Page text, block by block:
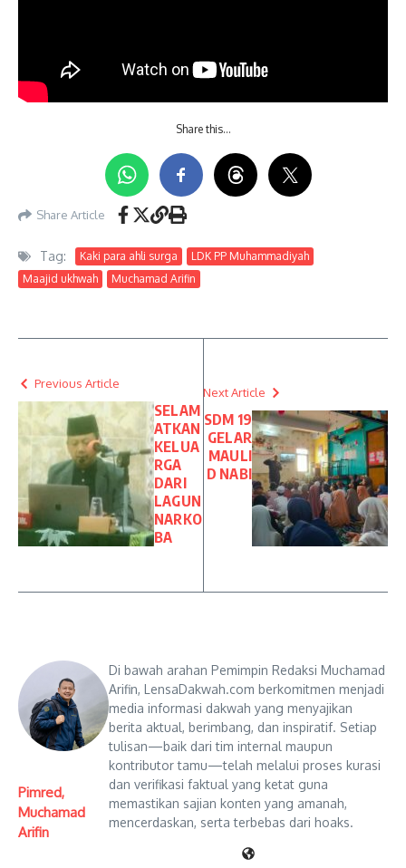
Share this…
Share Article
Tag: Kaki para ahli surga
LDK PP Muhammadiyah
Maajid ukhwah
Muchamad Arifin
Previous Article
SELAM
ATKAN
KELUA
RGA
DARI
LAGUN
NARKO
BA
Next Article
SDM 19
GELAR
MAULI
D NABI
Pimred,
Muchamad
Arifin
Di bawah arahan Pemimpin Redaksi Muchamad
Arifin, LensaDakwah.com berkomitmen menjadi
media informasi dakwah yang menyajikan
berita aktual, berimbang, dan inspiratif. Setiap
tulisan—baik dari tim internal maupun
kontributor tamu—telah melalui proses kurasi
dan verifikasi faktual yang ketat guna
memastikan sajian konten yang amanah,
mencerdaskan, serta terbebas dari hoaks.